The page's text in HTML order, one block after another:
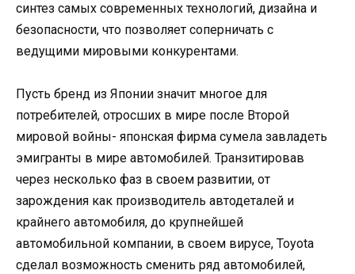
синтез самых современных технологий, дизайна и
безопасности, что позволяет соперничать с
ведущими мировыми конкурентами.
Пусть бренд из Японии значит многое для
потребителей, отросших в мире после Второй
мировой войны- японская фирма сумела завладеть
эмигранты в мире автомобилей. Транзитировав
через несколько фаз в своем развитии, от
зарождения как производитель автодеталей и
крайнего автомобиля, до крупнейшей
автомобильной компании, в своем вирусе, Toyota
сделал возможность сменить ряд автомобилей,